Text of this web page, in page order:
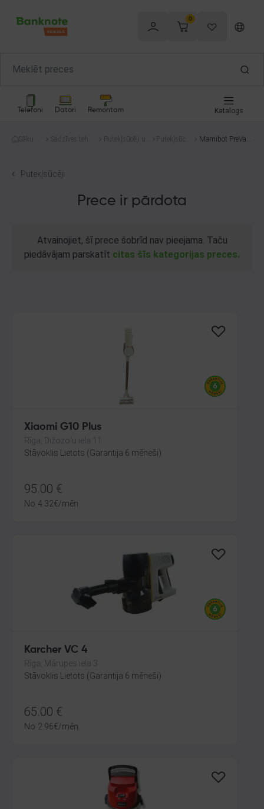
0
Telefoni Datori Remontam Katalogs
Sākum
Sadzīves tehni
Putekļsūcēji un
Putekļsūcēj
Mamibot PreVac
Putekļsūcēji
Prece ir pārdota
Atvainojiet, šī prece šobrīd nav pieejama. Taču
piedāvājam parskatīt citas šīs kategorijas preces.
Xiaomi G10 Plus
Rīga, Dižozolu iela 11
Stāvoklis Lietots (Garantija 6 mēneši)
95.00 €
No 4.32€/mēn.
Karcher VC 4
Rīga, Mārupes iela 3
Stāvoklis Lietots (Garantija 6 mēneši)
65.00 €
No 2.96€/mēn.